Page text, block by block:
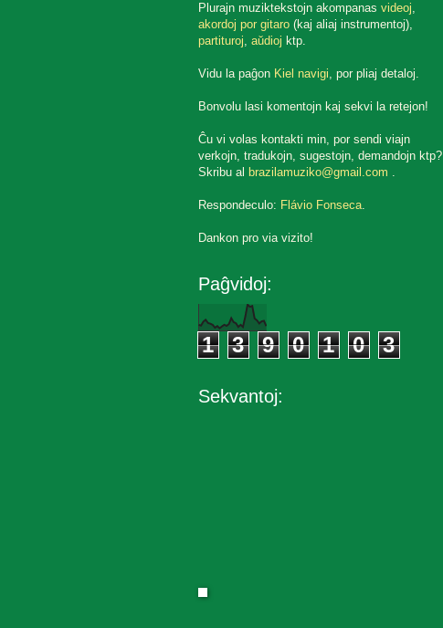
Plurajn muziktekstojn akompanas videoj,
akordoj por gitaro(kaj aliaj instrumentoj),
partituroj, aŭdioj ktp.
Vidu la paĝon Kiel navigi, por pliaj detaloj.
Bonvolu lasi komentojn kaj sekvi la retejon!
Ĉu vi volas kontakti min, por sendi viajn
verkojn, tradukojn, sugestojn, demandojn ktp?
Skribu al brazilamuziko@gmail.com .
Respondeculo: Flávio Fonseca.
Dankon pro via vizito!
Paĝvidoj:
1 3 9 0 1 0 3
Sekvantoj: